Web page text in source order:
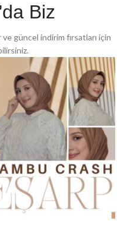
Biz
güncel indirim fırsatları için